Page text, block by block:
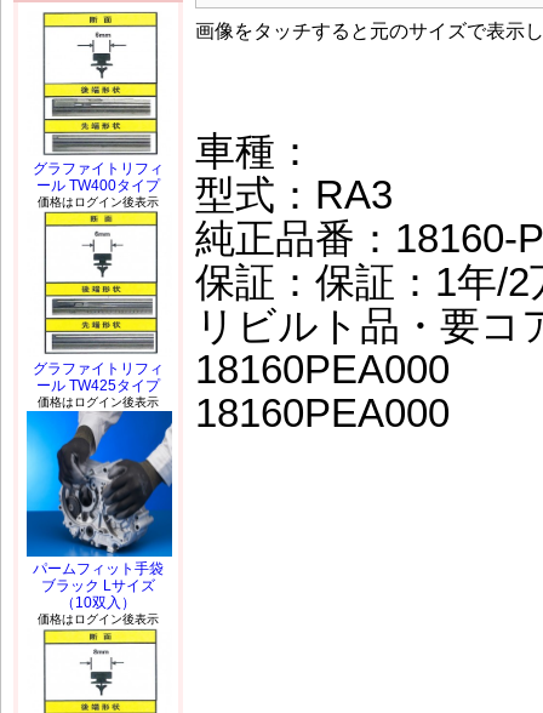
画像をタッチすると元のサイズで表示
車種：
型式：RA3
純正品番：18160-
保証：保証：1年/2
リビルト品・要コ
18160PEA000
18160PEA000
グラファイトリフィ
ール TW400タイプ
価格はログイン後表示
グラファイトリフィ
ール TW425タイプ
価格はログイン後表示
パームフィット手袋
ブラック Lサイズ
（10双入）
価格はログイン後表示